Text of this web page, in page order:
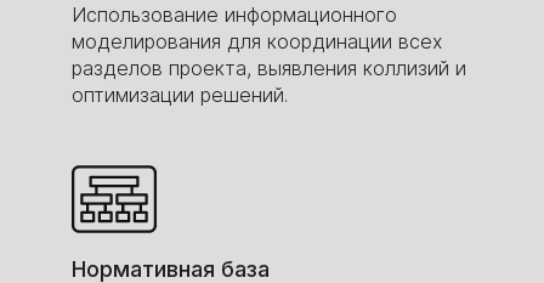
Использование информационного
моделирования для координации всех
разделов проекта, выявления коллизий и
оптимизации решений.
Нормативная база